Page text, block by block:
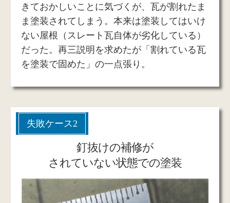
きておかしいことに気づくが、瓦が割れたま
ま塗装されてしまう。本来は塗装してはいけ
ない屋根（スレート瓦自体が劣化している）
だった。再三説明を求めたが「割れている瓦
を塗装で固めた」の一点張り。
失敗ケース2
釘抜けの補修が
されていない状態での塗装